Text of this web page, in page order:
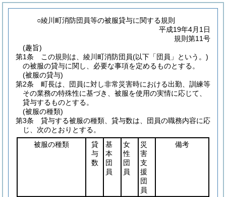
○綾川町消防団員等の被服貸与に関する規則
平成19年4月1日
規則第11号
(趣旨)
第1条
この規則は、綾川町消防団員(以下「団員」という。)
の被服の貸与に関し、必要な事項を定めるものとする。
(被服の貸与)
第2条
町長は、団員に対し非常災害時における出勤、訓練等
その業務の特殊性に基づき、被服を使用の実情に応じて、
貸与するものとする。
(被服の種類)
第3条
貸与する被服の種類、貸与数は、団員の職務内容に応
じ、次のとおりとする。
被服の種類
貸
与
数
基
本
団
員
女
性
団
員
災
害
支
援
団
員
備考